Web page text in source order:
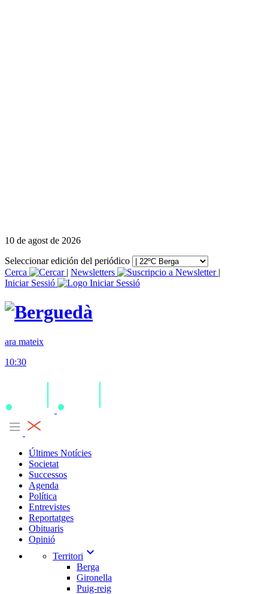
10 de agost de 2026
Seleccionar edición del periódico
Cerca
| Newsletters
|
Iniciar Sessió
ara mateix
10:30
Últimes Notícies
Societat
Successos
Agenda
Política
Entrevistes
Reportatges
Obituaris
Opinió
Territori expand_more
Berga
Gironella
Puig-reig